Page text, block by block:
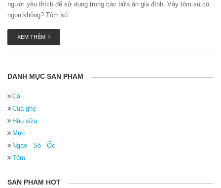
người yêu thích để sử dụng trong các bữa ăn gia đình. Vậy tôm sú có
ngon không? Tôm sú...
XEM THÊM
DANH MỤC SẢN PHẨM
Cá
Cua ghẹ
Hàu sữa
Mực
Ngao - Sò - Ốc
Tôm
SẢN PHẨM HOT